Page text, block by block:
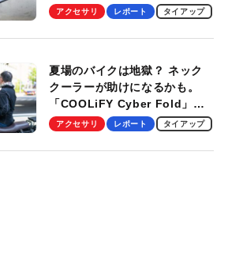
Ultra」を検証。学生、ビジネ
適！
アクセサリ レポート タイアップ
夏場のバイクは地獄？ ネック
クーラーが助けになるかも。
「COOLiFY Cyber Fold」レ
ビュー。冷却の速さ、密着する
性がグッド！
アクセサリ レポート タイアップ